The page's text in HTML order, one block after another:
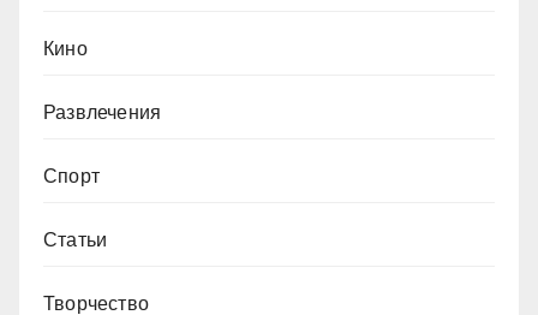
Кино
Развлечения
Спорт
Статьи
Творчество